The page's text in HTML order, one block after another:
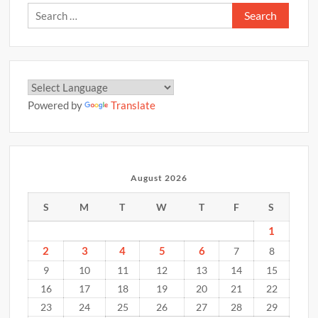
Search
for:
Powered by Translate
August 2026
S M T W T F S
1
2
3 4 5 6 7
8
9
10 11 12 13 14
15
16
17 18 19 20 21
22
23
24 25 26 27 28 29